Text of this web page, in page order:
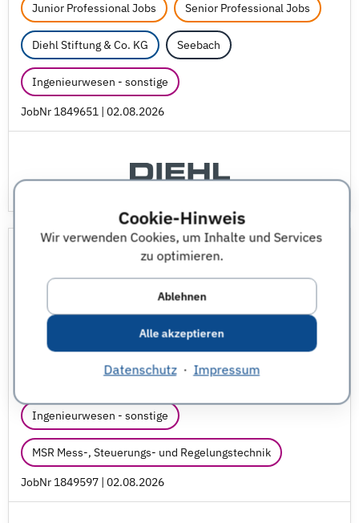
Cookie-Hinweis
Wir verwenden Cookies, um Inhalte und Services
zu optimieren.
Ablehnen
Alle akzeptieren
Datenschutz· Impressum
Junior Professional Jobs Senior Professional Jobs
Diehl Stiftung & Co. KG Seebach
Ingenieurwesen - sonstige
JobNr 1849651 | 02.08.2026
Auszubildender (m/w/d) zum
Industriemechaniker ab
September 2027
Berufsausbildung Diehl Stiftung & Co. KG
Ingenieurwesen - sonstige
MSR Mess-, Steuerungs- und Regelungstechnik
JobNr 1849597 | 02.08.2026